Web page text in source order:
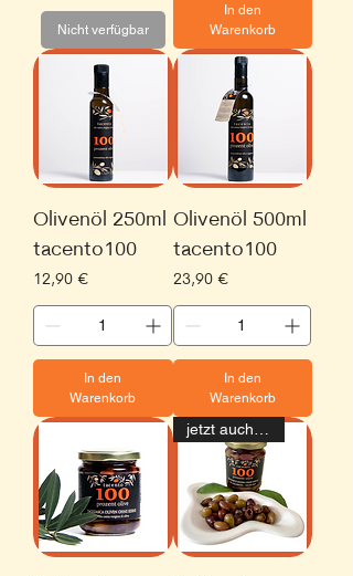
Nicht verfügbar
In den
Warenkorb
Olivenöl 250ml
tacento100
Preis
12,90 €
In den
Warenkorb
Olivenöl 500ml
tacento100
Preis
23,90 €
In den
Warenkorb